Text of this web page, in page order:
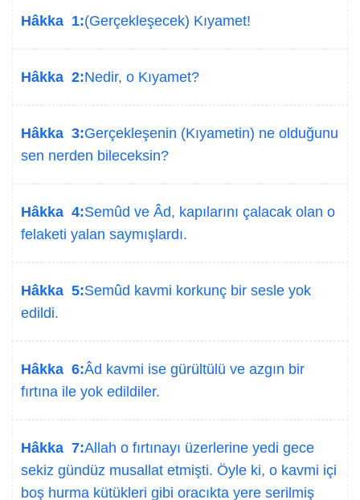
Hâkka 1:(Gerçekleşecek) Kıyamet!
Hâkka 2:Nedir, o Kıyamet?
Hâkka 3:Gerçekleşenin (Kıyametin) ne olduğunu
sen nerden bileceksin?
Hâkka 4:Semûd ve Âd, kapılarını çalacak olan o
felaketi yalan saymışlardı.
Hâkka 5:Semûd kavmi korkunç bir sesle yok
edildi.
Hâkka 6:Âd kavmi ise gürültülü ve azgın bir
fırtına ile yok edildiler.
Hâkka 7:Allah o fırtınayı üzerlerine yedi gece
sekiz gündüz musallat etmişti. Öyle ki, o kavmi içi
boş hurma kütükleri gibi oracıkta yere serilmiş